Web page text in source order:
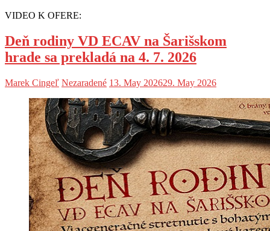
VIDEO K OFERE:
Deň rodiny VD ECAV na Šarišskom
hrade sa prekladá na 4. 7. 2026
Marek Cingeľ Nezaradené 13. May 202629. May 2026